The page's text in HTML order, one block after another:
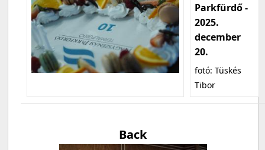
Parkfürdő -
2025.
december
20.
fotó: Tüskés
Tibor
Back